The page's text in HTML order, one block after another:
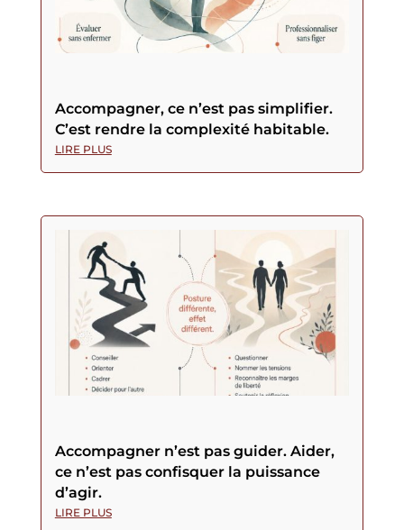
Accompagner, ce n’est pas simplifier.
C’est rendre la complexité habitable.
LIRE PLUS
Accompagner n’est pas guider. Aider,
ce n’est pas confisquer la puissance
d’agir.
LIRE PLUS